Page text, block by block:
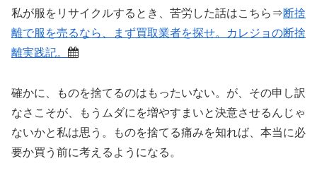
私が服をリサイクルするとき、苦労した話はこちら⇒断捨
離で服を売るなら、まず買取業者を探せ。カレジョの断捨
離実践記。
確かに、ものを捨てるのはもったいない。が、その申し訳
なさこそが、もうムダにを増やすまいと決意させるんじゃ
ないかと私は思う。ものを捨てる痛みを知れば、本当に必
要か買う前に考えるようになる。